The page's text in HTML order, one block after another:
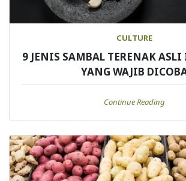
CULTURE
9 JENIS SAMBAL TERENAK
YANG WAJIB
Continue Reading